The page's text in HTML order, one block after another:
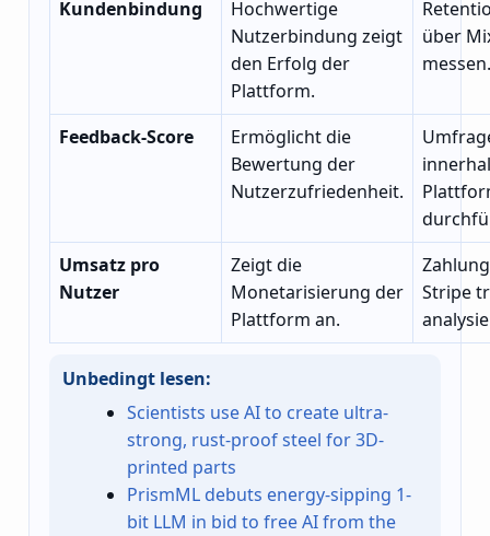
Kundenbindung
Hochwertige
Nutzerbindung zeigt
den Erfolg der
Plattform.
über
messen.
Feedback-Score
Ermöglicht die
Bewertung der
Nutzerzufriedenheit.
Umsatz pro
Nutzer
Zeigt die
Monetarisierung der
Plattform an.
Stripe
Unbedingt lesen:
Scientists use AI to create ultra-
strong, rust-proof steel for 3D-
printed parts
PrismML debuts energy-sipping 1-
bit LLM in bid to free AI from the